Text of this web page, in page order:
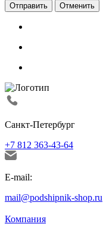
Отменить
Санкт-Петербург
+7 812 363-43-64
E-mail:
mail@podshipnik-shop.ru
Компания